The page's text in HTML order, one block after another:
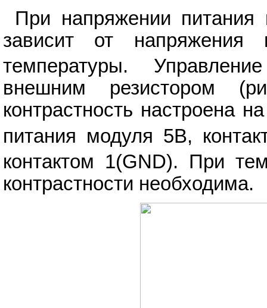
При напряжении питания
зависит от
температуры.
внешним резистором
контрастность настроена
питания модуля 5В,
контактом 1(GND). При
контрастности необходима.